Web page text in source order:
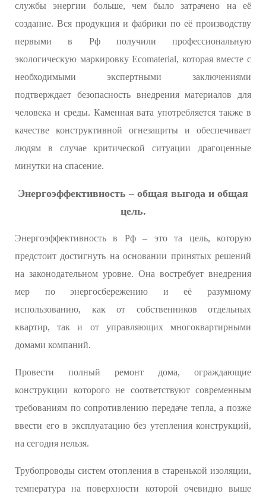
службы энергии больше, чем было затрачено на её
создание. Вся продукция и фабрики по её производству
первыми в Рф получили профессиональную
экологическую маркировку Ecomaterial, которая вместе с
необходимыми экспертными заключениями
подтверждает безопасность внедрения материалов для
человека и среды. Каменная вата употребляется также в
качестве конструктивной огнезащиты и обеспечивает
людям в случае критической ситуации драгоценные
минутки на спасение.
Энергоэффективность – общая выгода и общая
цель.
Энергоэффективность в Рф – это та цель, которую
предстоит достигнуть на основании принятых решений
на законодательном уровне. Она востребует внедрения
мер по энергосбережению и её разумному
использованию, как от собственников отдельных
квартир, так и от управляющих многоквартирными
домами компаний.
Провести полный ремонт дома, ограждающие
конструкции которого не соответствуют современным
требованиям по сопротивлению передаче тепла, а позже
ввести его в эксплуатацию без утепления конструкций,
на сегодня нельзя.
Трубопроводы систем отопления в старенькой изоляции,
температура на поверхности которой очевидно выше